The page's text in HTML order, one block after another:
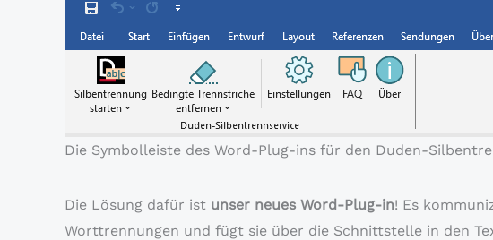
Die Symbolleiste des Word-Plug-ins für den Duden-
Die Lösung dafür ist unser neues Word-Plug-in! Es
Worttrennungen und fügt sie über die Schnittstelle in den